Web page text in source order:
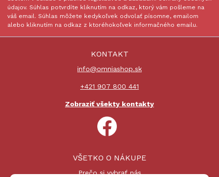
údajov. Súhlas potvrdíte kliknutím na odkaz, ktorý vám pošleme na
váš email. Súhlas môžete kedykoľvek odvolať písomne, emailom
alebo kliknutím na odkaz z ktoréhokoľvek informačného emailu.
KONTAKT
info@omniashop.sk
+421 907 800 441
Zobraziť všekty kontakty
VŠETKO O NÁKUPE
Prečo si vybrať nás